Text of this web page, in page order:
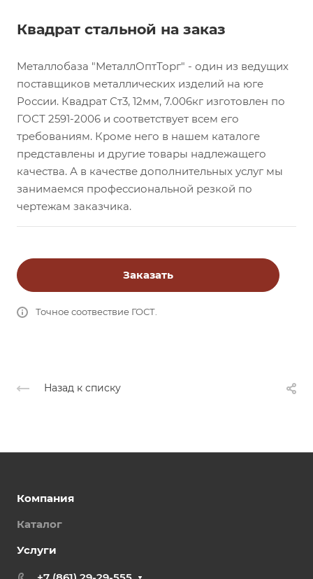
Квадрат стальной на заказ
Металлобаза "МеталлОптТорг" - один из ведущих
поставщиков металлических изделий на юге
России. Квадрат Ст3, 12мм, 7.006кг изготовлен по
ГОСТ 2591-2006 и соответствует всем его
требованиям. Кроме него в нашем каталоге
представлены и другие товары надлежащего
качества. А в качестве дополнительных услуг мы
занимаемся профессиональной резкой по
чертежам заказчика.
Заказать
Точное соотвествие ГОСТ.
Назад к списку
Компания
Каталог
Услуги